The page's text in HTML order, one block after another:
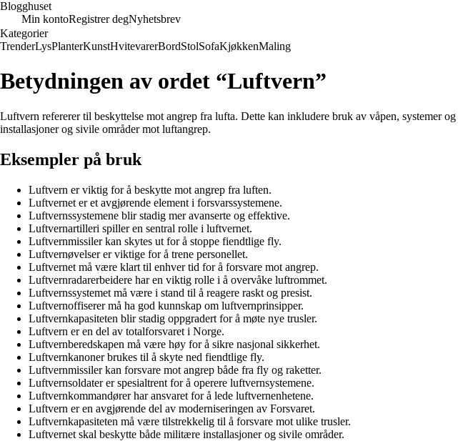
Blogghuset
Min kontoRegistrer degNyhetsbrev
Kategorier
TrenderLysPlanterKunstHvitevarerBordStolSofaKjøkkenMaling
Betydningen av ordet “Luftvern”
Luftvern refererer til beskyttelse mot angrep fra lufta. Dette kan inkludere bruk av våpen, systemer
installasjoner og sivile områder mot luftangrep.
Eksempler på bruk
Luftvern er viktig for å beskytte mot angrep fra luften.
Luftvernet er et avgjørende element i forsvarssystemene.
Luftvernssystemene blir stadig mer avanserte og effektive.
Luftvernartilleri spiller en sentral rolle i luftvernet.
Luftvernmissiler kan skytes ut for å stoppe fiendtlige fly.
Luftvernøvelser er viktige for å trene personellet.
Luftvernet må være klart til enhver tid for å forsvare mot angrep.
Luftvernradarerbeidere har en viktig rolle i å overvåke luftrommet.
Luftvernssystemet må være i stand til å reagere raskt og presist.
Luftvernoffiserer må ha god kunnskap om luftvernprinsipper.
Luftvernkapasiteten blir stadig oppgradert for å møte nye trusler.
Luftvern er en del av totalforsvaret i Norge.
Luftvernberedskapen må være høy for å sikre nasjonal sikkerhet.
Luftvernkanoner brukes til å skyte ned fiendtlige fly.
Luftvernmissiler kan forsvare mot angrep både fra fly og raketter.
Luftvernsoldater er spesialtrent for å operere luftvernsystemene.
Luftvernkommandører har ansvaret for å lede luftvernenhetene.
Luftvern er en avgjørende del av moderniseringen av Forsvaret.
Luftvernkapasiteten må være tilstrekkelig til å forsvare mot ulike trusler.
Luftvernet skal beskytte både militære installasjoner og sivile områder.